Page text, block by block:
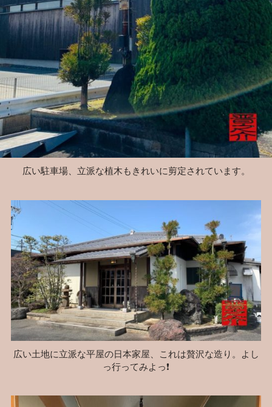
広い駐車場、立派な植木もきれいに剪定されています。
広い土地に立派な平屋の日本家屋、これは贅沢な造り。よし
っ行ってみよっ❗️